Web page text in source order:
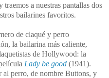
a nuestras pantallas dos
bailarines favoritos.
de claqué y perro
la bailarina más caliente,
de Hollywood: la
Lady be good (1941).
al perro, de nombre Buttons, y